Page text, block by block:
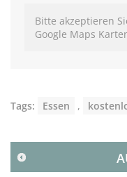
Bitte akzeptieren
Google Maps
Tags: Essen ,